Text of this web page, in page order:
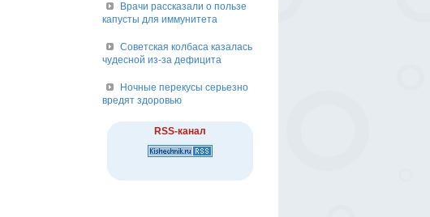
Врачи рассказали о пользе
капусты для иммунитета
Советская колбаса казалась
чудесной из-за дефицита
Ночные перекусы серьезно
вредят здоровью
RSS-канал